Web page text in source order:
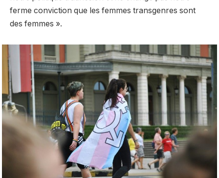
ferme conviction que les femmes transgenres sont
des femmes ».